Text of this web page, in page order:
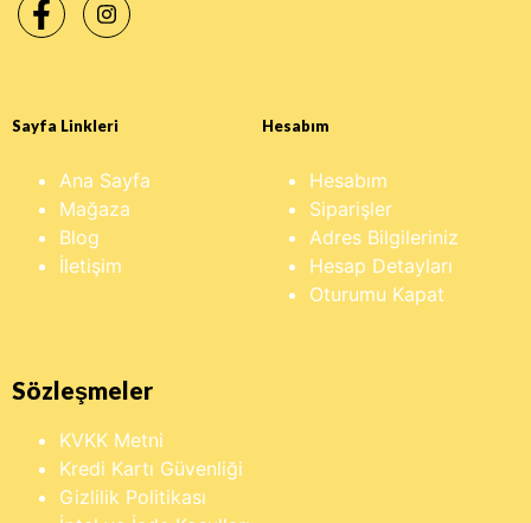
Sayfa Linkleri
Ana Sayfa
Mağaza
Blog
İletişim
Hesabım
Hesabım
Siparişler
Adres Bilgileriniz
Hesap Detayları
Oturumu Kapat
Sözleşmeler
KVKK Metni
Kredi Kartı Güvenliği
Gizlilik Politikası